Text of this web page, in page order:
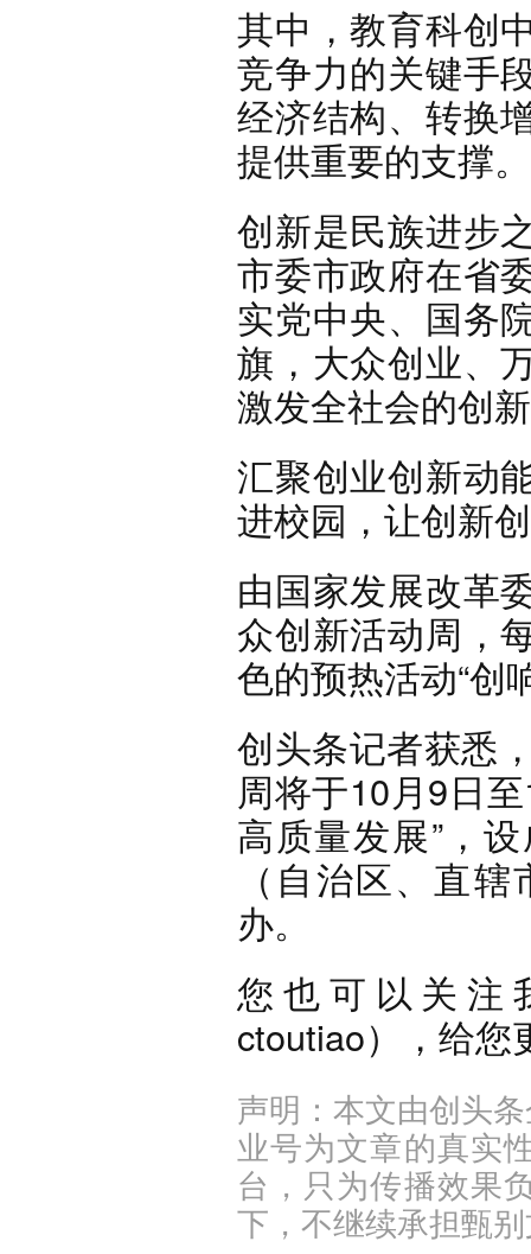
其中，教育科创
竞争力的关键手
经济结构、转换
提供重要的支撑。
创新是民族进步
市委市政府在省
实党中央、国务
旗，大众创业、
激发全社会的创
汇聚创业创新动
进校园，让创新
由国家发展改革
众创新活动周，
色的预热活动“创
创头条记者获悉
周将于10月9日
高质量发展”，
（自治区、直
办。
您也可以关注
ctoutiao），给您
声明：本文由创头
业号为文章的真实
台，只为传播效果
下，不继续承担甄